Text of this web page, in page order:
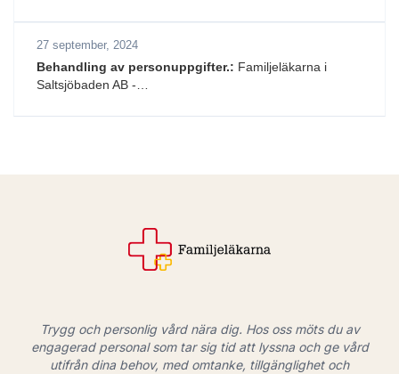
27 september, 2024
Behandling av personuppgifter.: Familjeläkarna i
Saltsjöbaden AB -…
Trygg och personlig vård nära dig. Hos oss möts du av
engagerad personal som tar sig tid att lyssna och ge vård
utifrån dina behov, med omtanke, tillgänglighet och